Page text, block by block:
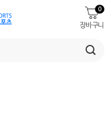
장바구니
0